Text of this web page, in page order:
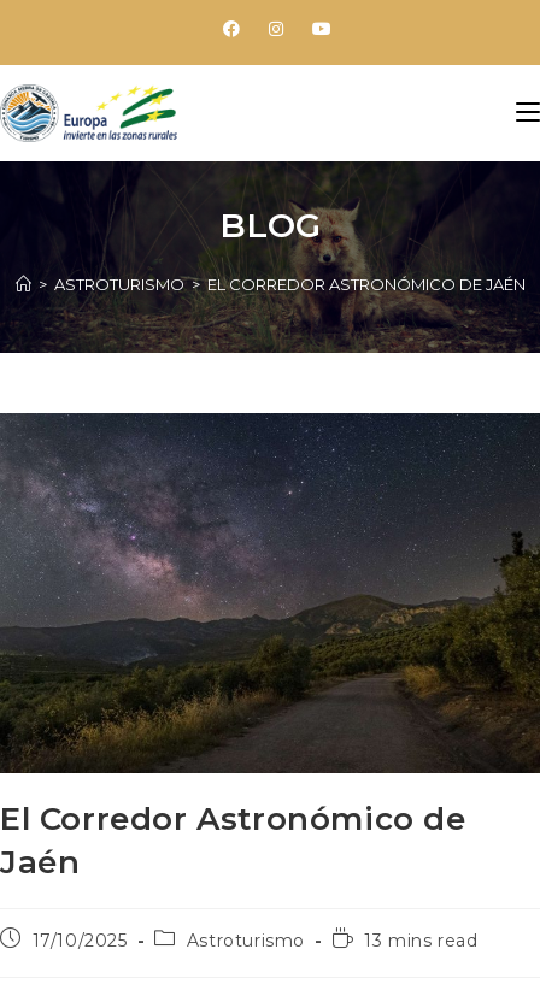
BLOG
> ASTROTURISMO > EL CORREDOR ASTRONÓMICO DE JAÉN
El Corredor Astronómico de
Jaén
17/10/2025 Astroturismo 13 mins read